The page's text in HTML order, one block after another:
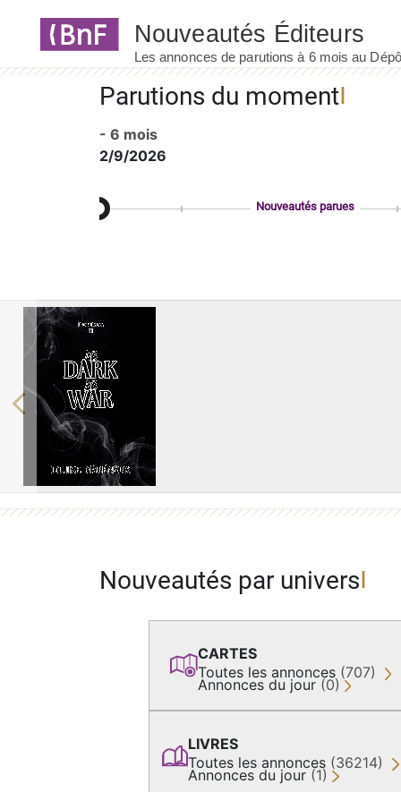
Parutions du moment
- 6 mois
2/9/2026
Nouveautés parues
Previous
Nouveautés par univers
CARTES
Toutes les annonces (707)
Annonces du jour (0)
LIVRES
Toutes les annonces (36214)
Annonces du jour (1)